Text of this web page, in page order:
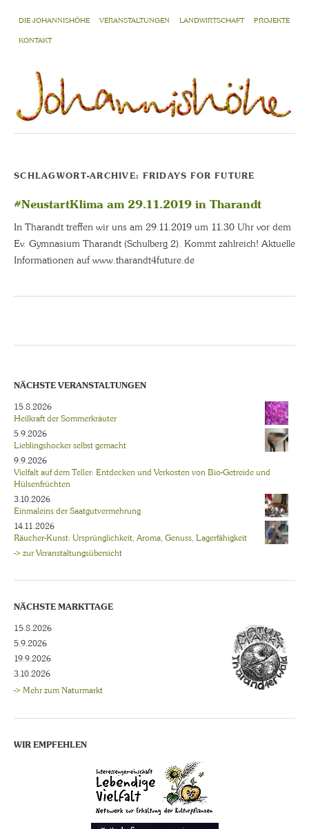
DIE JOHANNISHÖHE VERANSTALTUNGEN LANDWIRTSCHAFT PROJEKTE
KONTAKT
SCHLAGWORT-ARCHIVE: FRIDAYS FOR FUTURE
#NeustartKlima am 29.11.2019 in Tharandt
In Tharandt treffen wir uns am 29.11.2019 um 11.30 Uhr vor dem
Ev. Gymnasium Tharandt (Schulberg 2). Kommt zahlreich! Aktuelle
Informationen auf www.tharandt4future.de
NÄCHSTE VERANSTALTUNGEN
15.8.2026
Heilkraft der Sommerkräuter
5.9.2026
Lieblingshocker selbst gemacht
9.9.2026
Vielfalt auf dem Teller: Entdecken und Verkosten von Bio-Getreide und
Hülsenfrüchten
3.10.2026
Einmaleins der Saatgutvermehrung
14.11.2026
Räucher-Kunst: Ursprünglichkeit, Aroma, Genuss, Lagerfähigkeit
-> zur Veranstaltungsübersicht
NÄCHSTE MARKTTAGE
15.8.2026
5.9.2026
19.9.2026
3.10.2026
-> Mehr zum Naturmarkt
WIR EMPFEHLEN